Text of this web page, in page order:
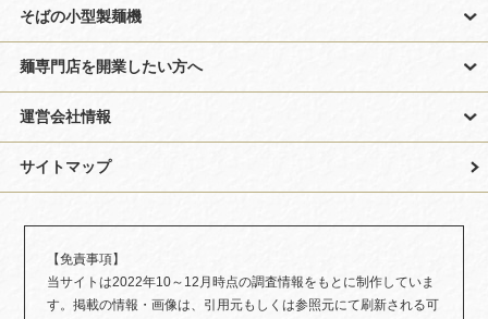
そばの小型製麺機
麺専門店を開業したい方へ
運営会社情報
サイトマップ
【免責事項】
当サイトは2022年10～12月時点の調査情報をもとに制作していま
す。掲載の情報・画像は、引用元もしくは参照元にて刷新される可